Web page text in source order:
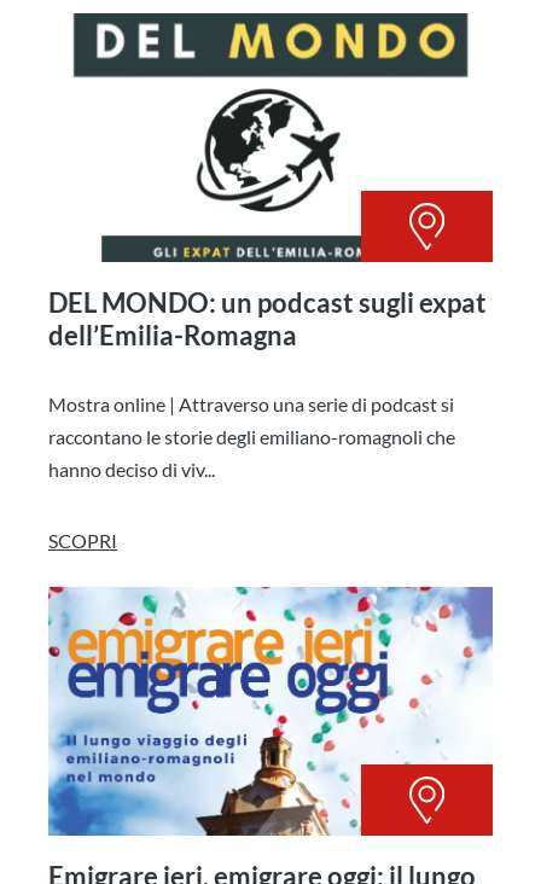
DEL MONDO: un podcast sugli expat
dell’Emilia-Romagna
Mostra online | Attraverso una serie di podcast si
raccontano le storie degli emiliano-romagnoli che
hanno deciso di viv...
SCOPRI
Emigrare ieri, emigrare oggi: il lungo